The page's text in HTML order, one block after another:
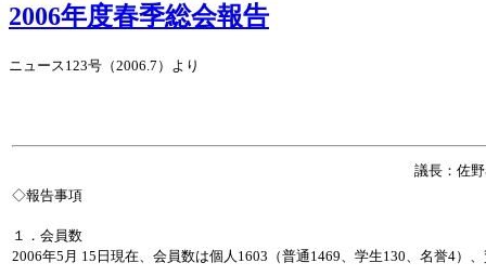
2006年度春季総会報告
ニュース123号（2006.7）より
議長：佐
◇報告事項
１．会員数
2006年5月 15日現在、会員数は個人1603（普通1469、学生130、名誉4）